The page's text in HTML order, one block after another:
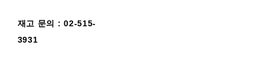
재고 문의 : 02-515-
3931